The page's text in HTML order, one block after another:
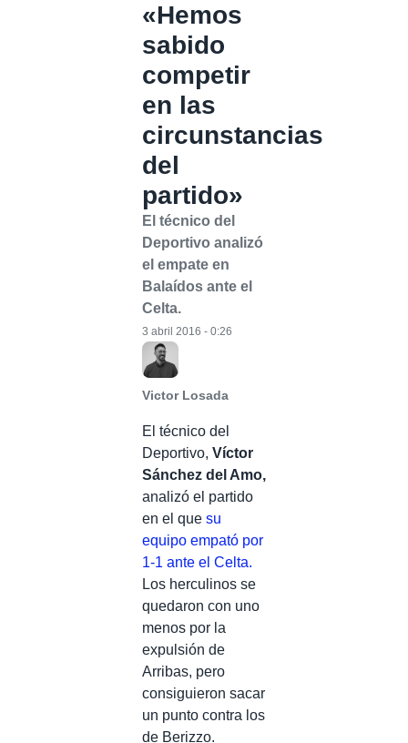
«Hemos
sabido
competir
en las
circunstancias
del
partido»
El técnico del
Deportivo analizó
el empate en
Balaídos ante el
Celta.
Victor Losada
3 abril 2016 - 0:26
El técnico del
Deportivo, Víctor
Sánchez del Amo,
analizó el partido
en el que su
equipo empató por
1-1 ante el Celta.
Los herculinos se
quedaron con uno
menos por la
expulsión de
Arribas, pero
consiguieron sacar
un punto contra los
de Berizzo.